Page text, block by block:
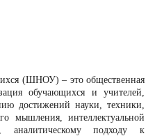
(ШНОУ) – это общественная
обучающихся и учителей,
достижений науки, техники,
мышления, интеллектуальной
аналитическому подходу к